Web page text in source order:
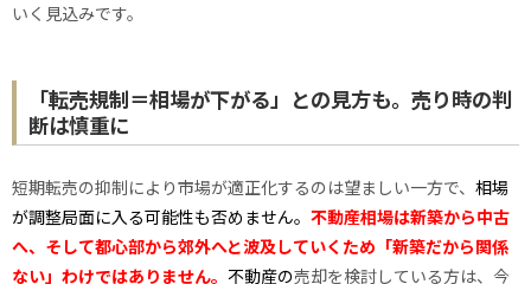
いく見込みです。
「転売規制＝相場が下がる」との見方も。売り時の判
断は慎重に
短期転売の抑制により市場が適正化するのは望ましい一方で、 相場
が調整局面に入る可能性も否めません。 不動産相場は新築から中古
へ、そして都心部から郊外へと波及していくため「新築だから関係
ない」わけではありません。 不動産の売却を検討している方は、今